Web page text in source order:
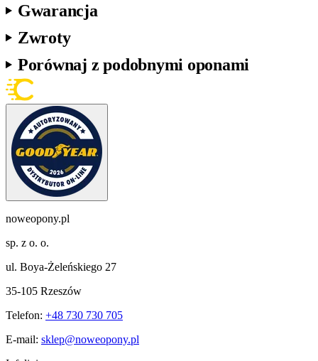
Gwarancja
Zwroty
Porównaj z podobnymi oponami
noweopony.pl
sp. z o. o.
ul. Boya-Żeleńskiego 27
35-105 Rzeszów
Telefon: +48 730 730 705
E-mail: sklep@noweopony.pl